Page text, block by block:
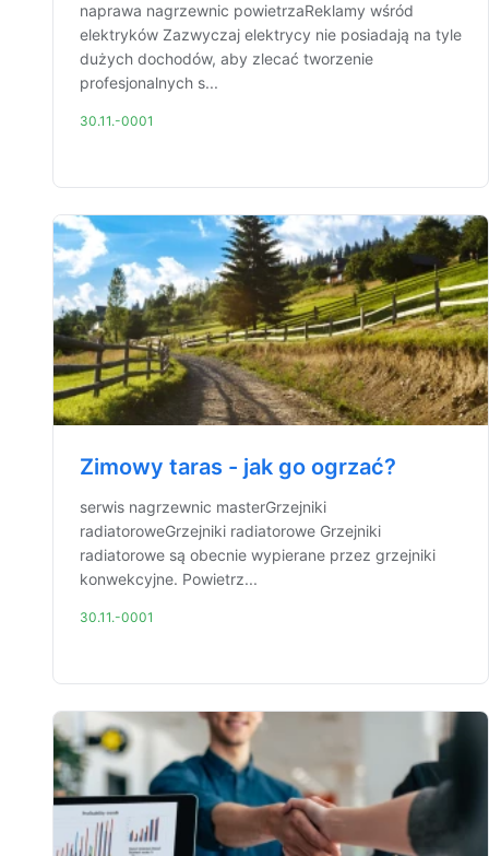
naprawa nagrzewnic powietrzaReklamy wśród
elektryków Zazwyczaj elektrycy nie posiadają na tyle
dużych dochodów, aby zlecać tworzenie
profesjonalnych s...
30.11.-0001
Zimowy taras - jak go ogrzać?
serwis nagrzewnic masterGrzejniki
radiatoroweGrzejniki radiatorowe Grzejniki
radiatorowe są obecnie wypierane przez grzejniki
konwekcyjne. Powietrz...
30.11.-0001